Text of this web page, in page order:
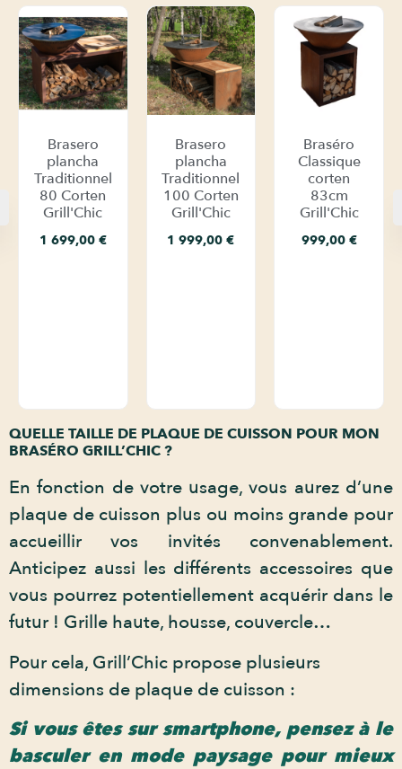
Brasero
plancha
Traditionnel
80 Corten
Grill'Chic
1 699,00 €
Brasero
plancha
Traditionnel
100 Corten
Grill'Chic
1 999,00€
Braséro
Classique
corten
83cm
Grill'Chic
999,00 €
QUELLE TAILLE DE PLAQUE DE CUISSON POUR MON
BRASÉRO GRILL’CHIC ?
En fonction de votre usage, vous aurez d’une
plaque de cuisson plus ou moins grande pour
accueillir vos invités convenablement.
Anticipez aussi les différents accessoires que
vous pourrez potentiellement acquérir dans le
futur ! Grille haute, housse, couvercle…
Pour cela, Grill’Chic propose plusieurs
dimensions de plaque de cuisson :
Si vous êtes sur smartphone, pensez à le
basculer en mode paysage pour mieux